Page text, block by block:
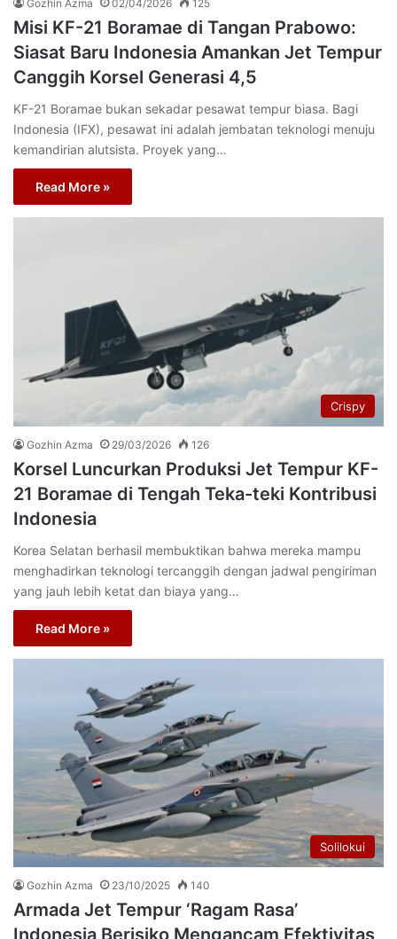
Gozhin Azma 02/04/2026 125
Misi KF-21 Boramae di Tangan Prabowo:
Siasat Baru Indonesia Amankan Jet Tempur
Canggih Korsel Generasi 4,5
KF-21 Boramae bukan sekadar pesawat tempur biasa. Bagi
Indonesia (IFX), pesawat ini adalah jembatan teknologi menuju
kemandirian alutsista. Proyek yang…
Read More »
Crispy
Gozhin Azma 29/03/2026 126
Korsel Luncurkan Produksi Jet Tempur KF-
21 Boramae di Tengah Teka-teki Kontribusi
Indonesia
Korea Selatan berhasil membuktikan bahwa mereka mampu
menghadirkan teknologi tercanggih dengan jadwal pengiriman
yang jauh lebih ketat dan biaya yang…
Read More »
Solilokui
Gozhin Azma 23/10/2025 140
Armada Jet Tempur ‘Ragam Rasa’